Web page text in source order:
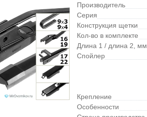
Производитель
Серия
Конструкция щетки
Кол-во в комплекте
Длина 1 / длина 2, мм
Спойлер
Крепление
Особенности